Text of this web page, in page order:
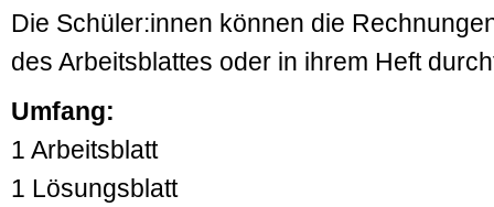
Die Schüler:innen können die
des Arbeitsblattes oder in ihrem Heft
Umfang:
1 Arbeitsblatt
1 Lösungsblatt